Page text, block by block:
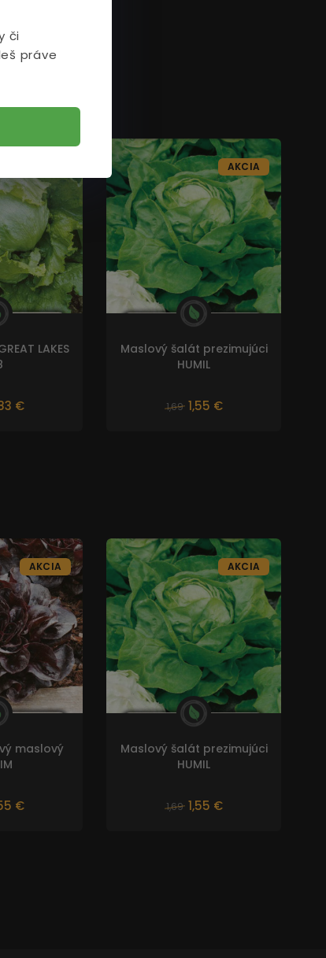
LAKES
€
Maslový šalát prezimujúci
HUMIL
1,69 1,55 €
AKCIA
maslový
€
AKCIA
Maslový šalát prezimujúci
HUMIL
1,69 1,55 €
AKCIA
či
práve